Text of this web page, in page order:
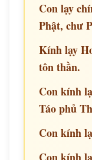
Con lạy
Phật, chư
Kính lạy
tôn thần.
Con kính
Táo phủ
Con kính